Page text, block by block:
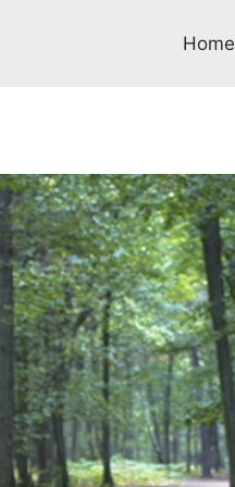
Home